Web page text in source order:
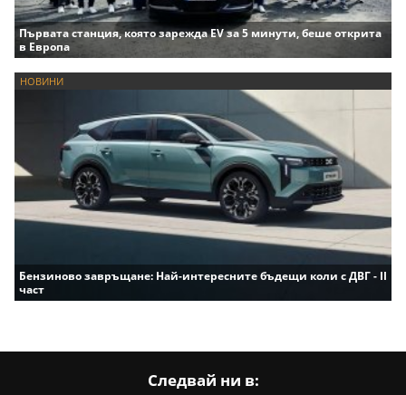
Първата станция, която зарежда EV за 5 минути, беше открита
в Европа
НОВИНИ
Бензиново завръщане: Най-интересните бъдещи коли с ДВГ - II
част
Следвай ни в: